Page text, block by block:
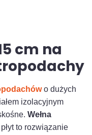
cm na
o dużych
izolacyjnym
Wełna
to rozwiązanie